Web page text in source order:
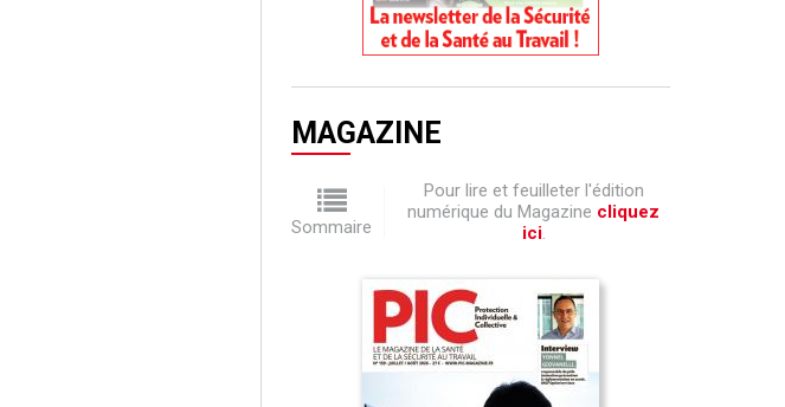
MAGAZINE
Sommaire
Pour lire et feuilleter l'édition
numérique du Magazine cliquez
ici.